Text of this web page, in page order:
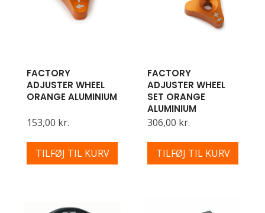
FACTORY
ADJUSTER WHEEL
ORANGE ALUMINIUM
153,00 kr.
TILFØJ TIL KURV
FACTORY
ADJUSTER WHEEL
SET ORANGE
ALUMINIUM
306,00 kr.
TILFØJ TIL KURV